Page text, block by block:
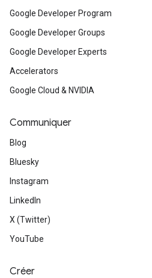
Google Developer Program
Google Developer Groups
Google Developer Experts
Accelerators
Google Cloud & NVIDIA
Communiquer
Blog
Bluesky
Instagram
LinkedIn
X (Twitter)
YouTube
Créer